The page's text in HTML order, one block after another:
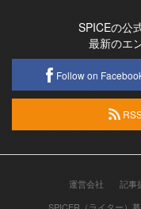
SPICEの公
最新のエ
Follow on
運営会社 記事
SPICER（ライター）